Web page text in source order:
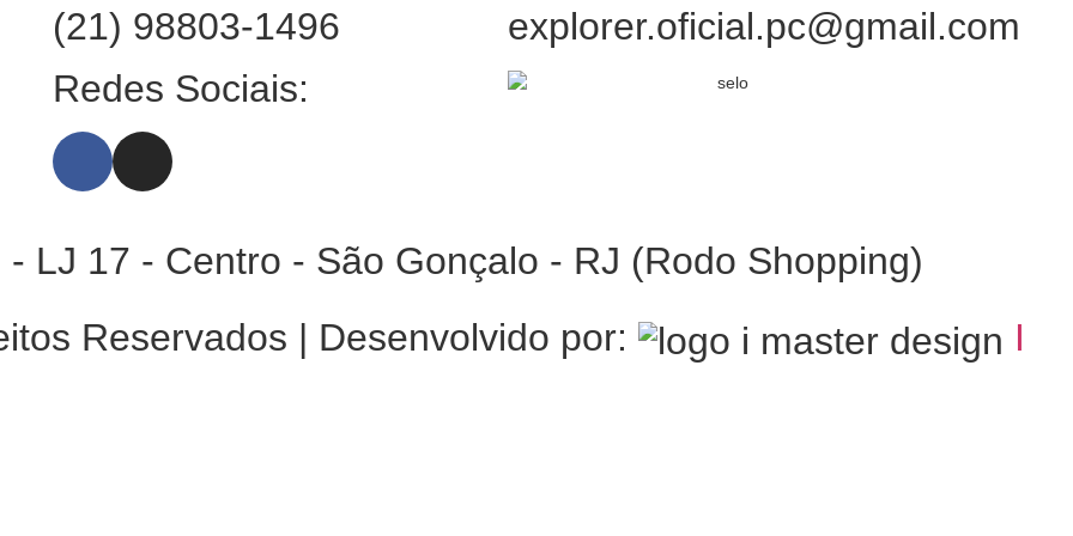
(21) 98803-1496
explorer.oficial.pc@gmail.com
Redes Sociais:
LJ 17 - Centro - São Gonçalo - RJ (Rodo Shopping)
Reservados | Desenvolvido por:
I